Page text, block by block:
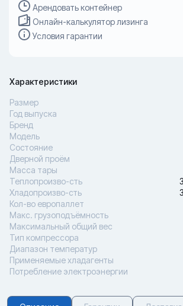
Арендовать контейнер
Онлайн-калькулятор лизинга
Условия гарантии
Характеристики
Размер
Год выпуска
Бренд
Модель
Состояние
Дверной проём
Масса тары
Теплопроизво-сть
Хладопроизво-сть
Кол-во европаллет
Макс. грузоподъёмность
Максимальный общий вес
Тип компрессора
Диапазон температур
Применяемые хладагенты
Потребление электроэнергии